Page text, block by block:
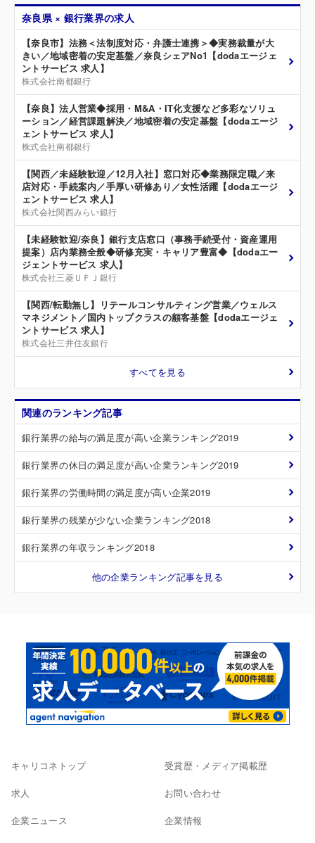
奈良県 × 銀行業界の求人
【奈良市】法務＜法制度対応・弁護士連携＞◆実務裁量が大
きい／地域密着の安定基盤／奈良シェアNo1【dodaエージェ
ントサービス 求人】
株式会社南都銀行
【奈良】法人営業◆採用・M&A・IT化支援など多彩なソリュ
ーション／経営課題解決／地域密着の安定基盤【dodaエージ
ェントサービス 求人】
株式会社南都銀行
【関西／未経験歓迎／12月入社】窓口対応◆業務限定職／来
店対応・手続案内／手厚い研修あり／女性活躍【dodaエージ
ェントサービス 求人】
株式会社関西みらい銀行
【未経験歓迎/奈良】銀行支店窓口（事務手続受付・資産運用
提案）店内業務全般◆研修充実・キャリア豊富◆【dodaエー
ジェントサービス 求人】
株式会社三菱ＵＦＪ銀行
【関西/転勤無し】リテールコンサルティング営業／ウェルス
マネジメント／国内トップクラスの顧客基盤【dodaエージェ
ントサービス 求人】
株式会社三井住友銀行
すべてを見る
関連のランキング記事
銀行業界の給与の満足度が高い企業ランキング2019
銀行業界の休日の満足度が高い企業ランキング2019
銀行業界の労働時間の満足度が高い企業2019
銀行業界の残業が少ない企業ランキング2018
銀行業界の年収ランキング2018
他の企業ランキング記事を見る
キャリコネトップ
求人
企業ニュース
受賞歴・メディア掲載歴
お問い合わせ
企業情報